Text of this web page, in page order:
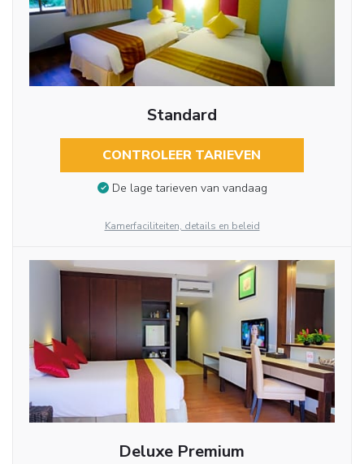
Standard
CONTROLEER TARIEVEN
De lage tarieven van vandaag
Kamerfaciliteiten, details en beleid
Deluxe Premium